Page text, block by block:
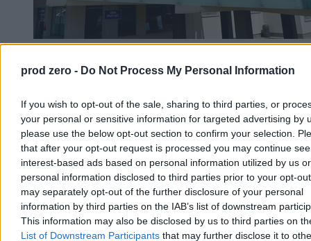
prod zero - Do Not Process My Personal Information
If you wish to opt-out of the sale, sharing to third parties, or
your personal or sensitive information for targeted advertising by
please use the below opt-out section to confirm your selection.
that after your opt-out request is processed you may continue
interest-based ads based on personal information utilized by us or
personal information disclosed to third parties prior to your opt-
may separately opt-out of the further disclosure of your personal
information by third parties on the IAB’s list of downstream
This information may also be disclosed by us to third parties on
List of Downstream Participants that may further disclose it to
lodem
Ekstremalne upały postawiły w trudnej sytuacji nawet szpitale. Na
oddziale kardiologii dziecięcej w Rzeszowie nie ma klimatyzacji, a
rodzice sami chłodzą dzieci lodem i wiatrakami. Personel przyznaje,
że modernizacja wymagałaby remontu całego oddziału, a nowy
budynek powstanie dopiero za trzy lata.
Tomasz Pałasz
06.08.2026
3 min